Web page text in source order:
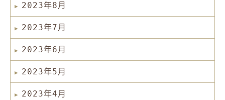
2023年8月
2023年7月
2023年6月
2023年5月
2023年4月